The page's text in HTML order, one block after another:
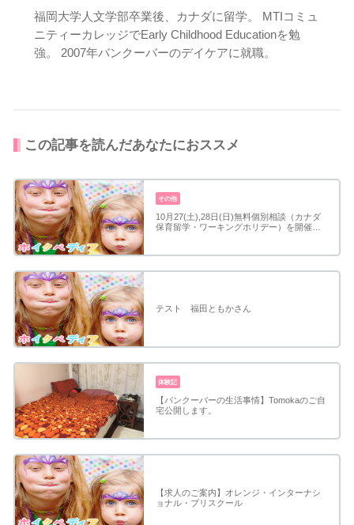
福岡大学人文学部卒業後、カナダに留学。 MTIコミュ
ニティーカレッジでEarly Childhood Educationを勉
強。 2007年バンクーバーのデイケアに就職。
この記事を読んだあなたにおススメ
その他
10月27(土),28日(日)無料個別相談（カナダ
保育留学・ワーキングホリデー）を開催…
テスト 福田ともかさん
体験記
【バンクーバーの生活事情】Tomokaのご自
宅公開します。
【求人のご案内】オレンジ・インターナシ
ョナル・プリスクール